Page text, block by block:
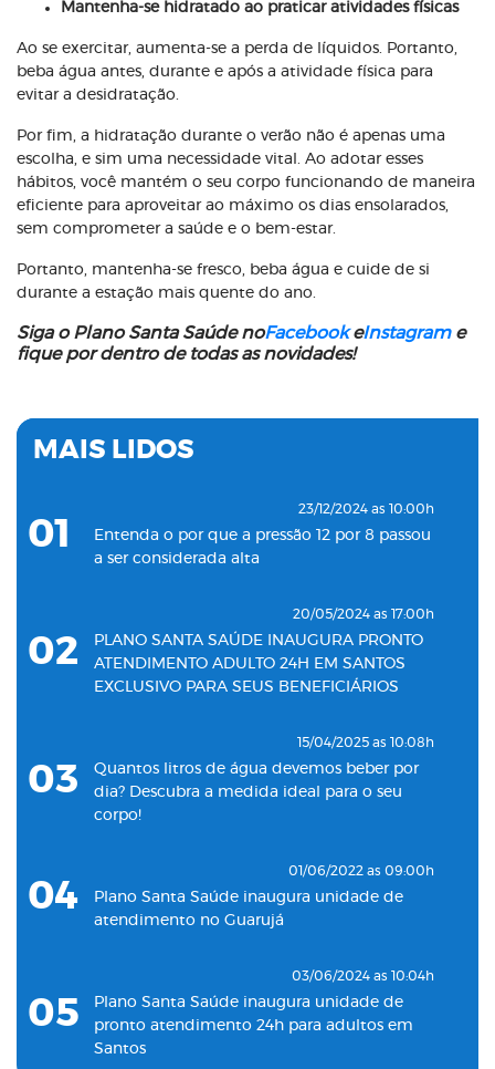
Mantenha-se hidratado ao praticar atividades físicas
Ao se exercitar, aumenta-se a perda de líquidos. Portanto,
beba água antes, durante e após a atividade física para
evitar a desidratação.
Por fim, a hidratação durante o verão não é apenas uma
escolha, e sim uma necessidade vital. Ao adotar esses
hábitos, você mantém o seu corpo funcionando de maneira
eficiente para aproveitar ao máximo os dias ensolarados,
sem comprometer a saúde e o bem-estar.
Portanto, mantenha-se fresco, beba água e cuide de si
durante a estação mais quente do ano.
Siga o Plano Santa Saúde noFacebook eInstagram e
fique por dentro de todas as novidades!
MAIS LIDOS
01
23/12/2024 as 10:00h
Entenda o por que a pressão 12 por 8 passou
a ser considerada alta
02
20/05/2024 as 17:00h
PLANO SANTA SAÚDE INAUGURA PRONTO
ATENDIMENTO ADULTO 24H EM SANTOS
EXCLUSIVO PARA SEUS BENEFICIÁRIOS
03
15/04/2025 as 10:08h
Quantos litros de água devemos beber por
dia? Descubra a medida ideal para o seu
corpo!
04
01/06/2022 as 09:00h
Plano Santa Saúde inaugura unidade de
atendimento no Guarujá
05
03/06/2024 as 10:04h
Plano Santa Saúde inaugura unidade de
pronto atendimento 24h para adultos em
Santos